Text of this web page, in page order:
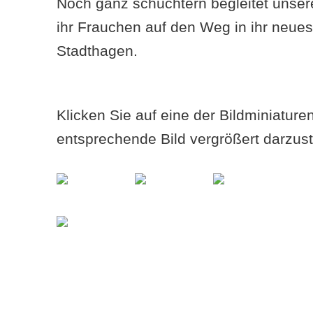
ihr Frauchen auf den Weg in ihr
Stadthagen.
Klicken Sie auf eine der
entsprechende Bild vergrößert